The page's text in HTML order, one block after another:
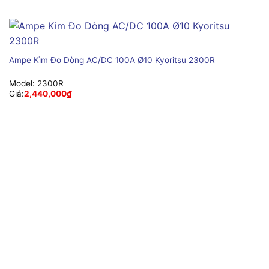
Ampe Kìm Đo Dòng AC/DC 100A Ø10 Kyoritsu 2300R
Model: 2300R
Giá:2,440,000₫